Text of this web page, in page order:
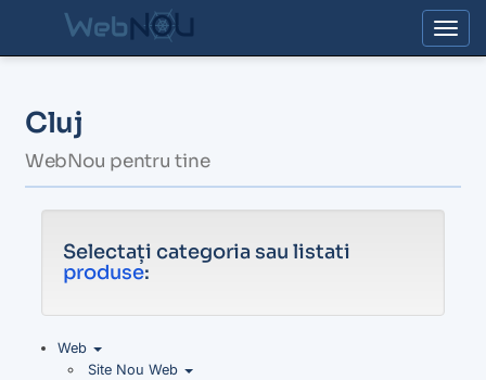
Cluj
WebNou pentru tine
Selectați categoria sau listati
produse:
Web
Site Nou Web